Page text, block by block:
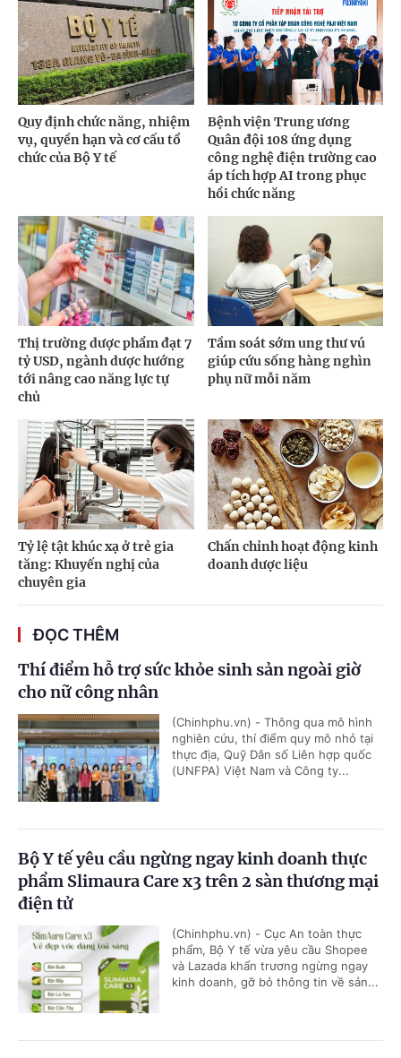
Quy định chức năng, nhiệm
vụ, quyền hạn và cơ cấu tổ
chức của Bộ Y tế
Bệnh viện Trung ương
Quân đội 108 ứng dụng
công nghệ điện trường cao
áp tích hợp AI trong phục
hồi chức năng
Thị trường dược phẩm đạt 7
tỷ USD, ngành dược hướng
tới nâng cao năng lực tự
chủ
Tầm soát sớm ung thư vú
giúp cứu sống hàng nghìn
phụ nữ mỗi năm
Tỷ lệ tật khúc xạ ở trẻ gia
tăng: Khuyến nghị của
chuyên gia
Chấn chỉnh hoạt động kinh
doanh dược liệu
ĐỌC THÊM
Thí điểm hỗ trợ sức khỏe sinh sản ngoài giờ
cho nữ công nhân
(Chinhphu.vn) - Thông qua mô hình
nghiên cứu, thí điểm quy mô nhỏ tại
thực địa, Quỹ Dân số Liên hợp quốc
(UNFPA) Việt Nam và Công ty...
Bộ Y tế yêu cầu ngừng ngay kinh doanh thực
phẩm Slimaura Care x3 trên 2 sàn thương mại
điện tử
(Chinhphu.vn) - Cục An toàn thực
phẩm, Bộ Y tế vừa yêu cầu Shopee
và Lazada khẩn trương ngừng ngay
kinh doanh, gỡ bỏ thông tin về sản...